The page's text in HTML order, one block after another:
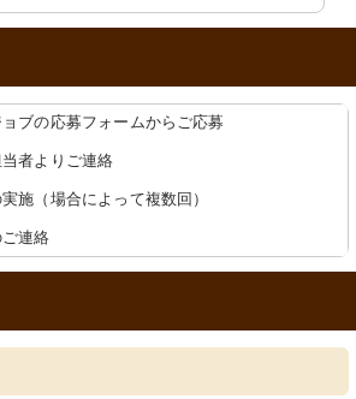
ブの応募フォームからご応募
者よりご連絡
施（場合によって複数回）
連絡